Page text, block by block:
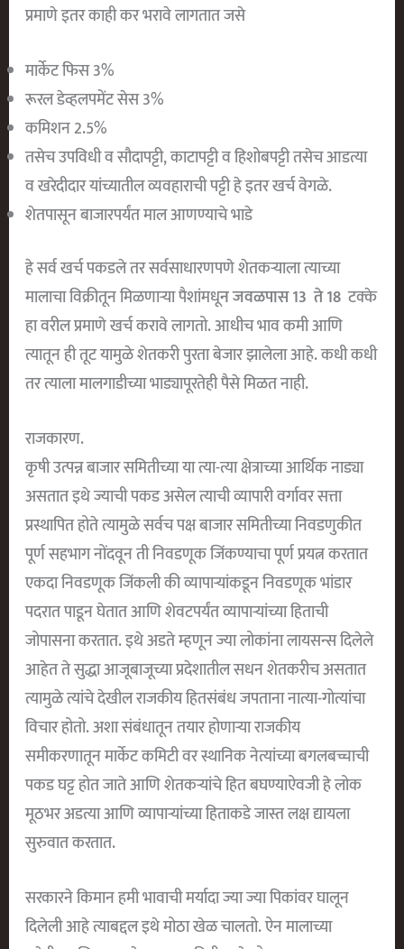
प्रमाणे इतर काही कर भरावे लागतात जसे
मार्केट फिस 3%
रूरल डेव्हलपमेंट सेस 3%
कमिशन 2.5%
तसेच उपविधी व सौदापट्टी, काटापट्टी व हिशोबपट्टी तसेच आडत्या
व खरेदीदार यांच्यातील व्यवहाराची पट्टी हे इतर खर्च वेगळे.
शेतपासून बाजारपर्यंत माल आणण्याचे भाडे
हे सर्व खर्च पकडले तर सर्वसाधारणपणे शेतकर्‍याला त्याच्या
मालाचा विक्रीतून मिळणाऱ्या पैशांमधून जवळपास 13 ते 18टक्के
हा वरील प्रमाणे खर्च करावे लागतो. आधीच भाव कमी आणि
त्यातून ही तूट यामुळे शेतकरी पुरता बेजार झालेला आहे. कधी कधी
तर त्याला मालगाडीच्या भाड्यापूरतेही पैसे मिळत नाही.
राजकारण.
कृषी उत्पन्न बाजार समितीच्या या त्या-त्या क्षेत्राच्या आर्थिक नाड्या
असतात इथे ज्याची पकड असेल त्याची व्यापारी वर्गावर सत्ता
प्रस्थापित होते त्यामुळे सर्वच पक्ष बाजार समितीच्या निवडणुकीत
पूर्ण सहभाग नोंदवून ती निवडणूक जिंकण्याचा पूर्ण प्रयत्न करतात
एकदा निवडणूक जिंकली की व्यापार्‍यांकडून निवडणूक भांडार
पदरात पाडून घेतात आणि शेवटपर्यंत व्यापाऱ्यांच्या हिताची
जोपासना करतात. इथे अडते म्हणून ज्या लोकांना लायसन्स दिलेले
आहेत ते सुद्धा आजूबाजूच्या प्रदेशातील सधन शेतकरीच असतात
त्यामुळे त्यांचे देखील राजकीय हितसंबंध जपताना नात्या-गोत्यांचा
विचार होतो. अशा संबंधातून तयार होणाऱ्या राजकीय
समीकरणातून मार्केट कमिटी वर स्थानिक नेत्यांच्या बगलबच्चाची
पकड घट्ट होत जाते आणि शेतकऱ्यांचे हित बघण्याऐवजी हे लोक
मूठभर अडत्या आणि व्यापाऱ्यांच्या हिताकडे जास्त लक्ष द्यायला
सुरुवात करतात.
सरकारने किमान हमी भावाची मर्यादा ज्या ज्या पिकांवर घालून
दिलेली आहे त्याबद्दल इथे मोठा खेळ चालतो. ऐन मालाच्या